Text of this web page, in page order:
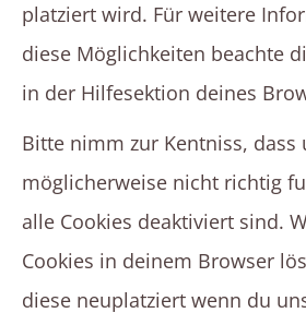
platziert wird. Für weitere
diese Möglichkeiten beachte
in der Hilfesektion deines
Bitte nimm zur Kentniss, dass
möglicherweise nicht richtig
alle Cookies deaktiviert sind.
Cookies in deinem Browser
diese neuplatziert wenn du